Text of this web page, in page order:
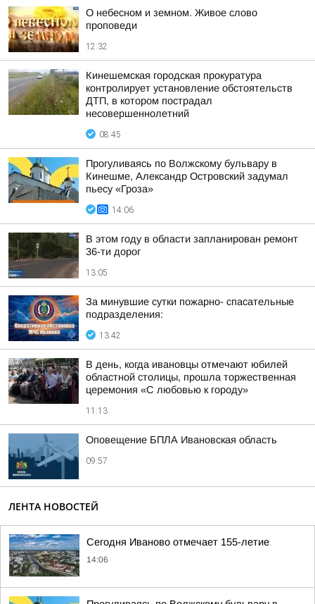
О небесном и земном. Живое слово
проповеди
12:32
Кинешемская городская прокуратура
контролирует установление обстоятельств
ДТП, в котором пострадал
несовершеннолетний
08:45
Прогуливаясь по Волжскому бульвару в
Кинешме, Александр Островский задумал
пьесу «Гроза»
14:06
В этом году в области запланирован ремонт
36-ти дорог
13:05
За минувшие сутки пожарно- спасательные
подразделения:
13:42
В день, когда ивановцы отмечают юбилей
областной столицы, прошла торжественная
церемония «С любовью к городу»
11:13
Оповещение БПЛА Ивановская область
09:57
ЛЕНТА НОВОСТЕЙ
Сегодня Иваново отмечает 155-летие
14:06